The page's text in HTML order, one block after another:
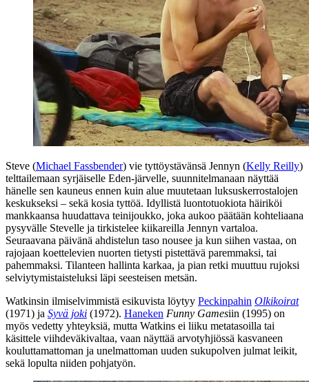
Steve (Michael Fassbender) vie tyttöystävänsä Jennyn (Kelly Reilly)
telttailemaan syrjäiselle Eden-järvelle, suunnitelmanaan näyttää
hänelle sen kauneus ennen kuin alue muutetaan luksuskerrostalojen
keskukseksi – sekä kosia tyttöä. Idyllistä luontotuokiota häiriköi
mankkaansa huudattava teinijoukko, joka aukoo päätään kohteliaana
pysyvälle Stevelle ja tirkistelee kiikareilla Jennyn vartaloa.
Seuraavana päivänä ahdistelun taso nousee ja kun siihen vastaa, on
rajojaan koettelevien nuorten tietysti pistettävä paremmaksi, tai
pahemmaksi. Tilanteen hallinta karkaa, ja pian retki muuttuu rujoksi
selviytymistaisteluksi läpi seesteisen metsän.
Watkinsin ilmiselvimmistä esikuvista löytyy Peckinpahin Olkikoirat
(1971) ja Syvä joki (1972). Haneken Funny Gamesiin (1995) on
myös vedetty yhteyksiä, mutta Watkins ei liiku metatasoilla tai
käsittele viihdeväkivaltaa, vaan näyttää arvotyhjiössä kasvaneen
kouluttamattoman ja unelmattoman uuden sukupolven julmat leikit,
sekä lopulta niiden pohjatyön.